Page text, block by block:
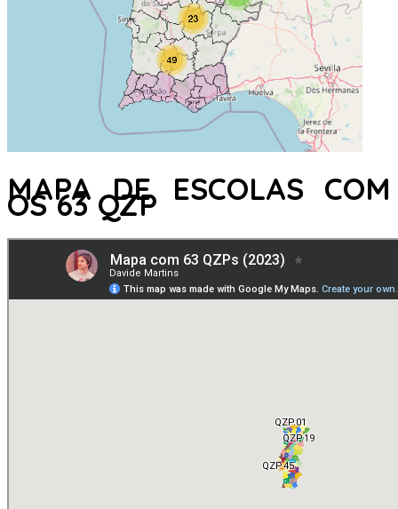
MAPA DE ESCOLAS COM
OS 63 QZP